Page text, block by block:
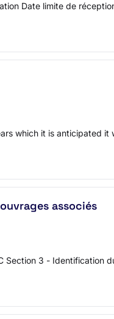
Date limite de
which it is anticipated
associés
3 - Identification